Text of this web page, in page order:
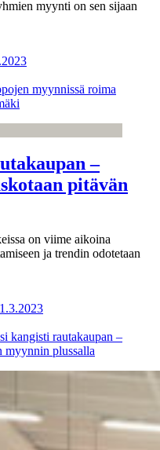
myynti on sen sijaan
myynnissä roima
–
pitävän
on viime aikoina
ja trendin odotetaan
1.3.2023
kangisti rautakaupan –
myynnin plussalla